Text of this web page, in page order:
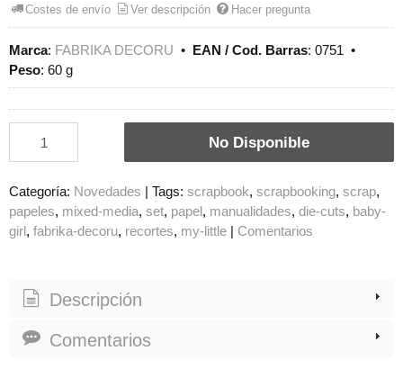
Costes de envío Ver descripción Hacer pregunta
Marca: FABRIKA DECORU • EAN / Cod. Barras: 0751 •
Peso: 60 g
No Disponible
Categoría: Novedades | Tags: scrapbook scrapbooking scrap
papeles mixed-media set papel manualidades die-cuts baby-
girl fabrika-decoru recortes my-little | Comentarios
Descripción
Comentarios